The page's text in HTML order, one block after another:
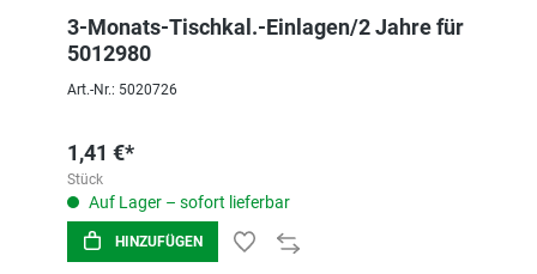
3-Monats-Tischkal.-Einlagen/2 Jahre für
5012980
Art.-Nr.: 5020726
1,41 €*
Stück
Auf Lager – sofort lieferbar
HINZUFÜGEN